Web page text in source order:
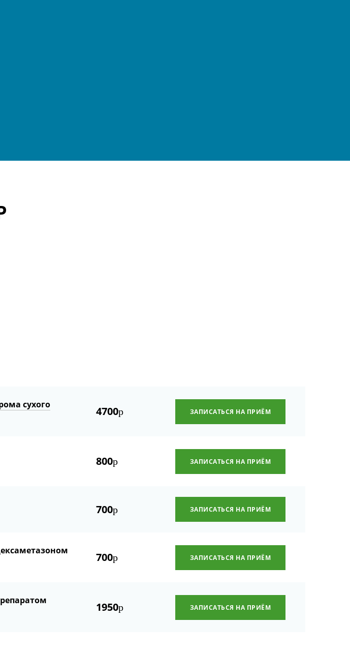
сухого
4700р ЗАПИСАТЬСЯ НА ПРИЁМ
800р ЗАПИСАТЬСЯ НА ПРИЁМ
700р ЗАПИСАТЬСЯ НА ПРИЁМ
700р ЗАПИСАТЬСЯ НА ПРИЁМ
1950р ЗАПИСАТЬСЯ НА ПРИЁМ